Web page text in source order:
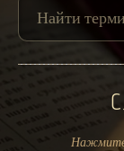
Нажмите